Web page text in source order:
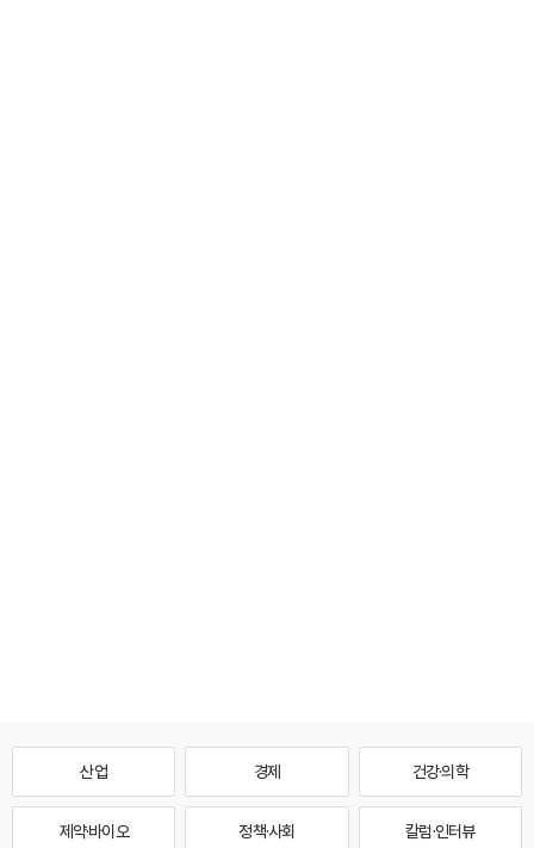
산업 경제 건강·의학
제약·바이오 정책·사회 칼럼·인터뷰